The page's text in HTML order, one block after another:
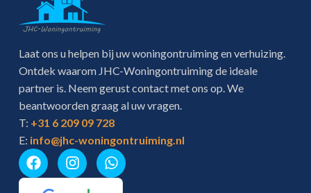
Laat ons u helpen bij uw woningontruiming en verhuizing.
Ontdek waarom JHC-Woningontruiming de ideale
partner is. Neem gerust contact met ons op. We
beantwoorden graag al uw vragen.
T: +31 6 209 09 728
E: info@jhc-woningontruiming.nl